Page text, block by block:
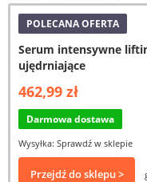
POLECANA OFERTA
Serum intensywne
ujędrniające
462,99 zł
Darmowa dostawa
Wysyłka: Sprawdź w sklepie
Przejdź do sklepu >